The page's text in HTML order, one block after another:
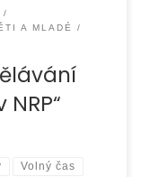
A MLADÉ
Volný čas